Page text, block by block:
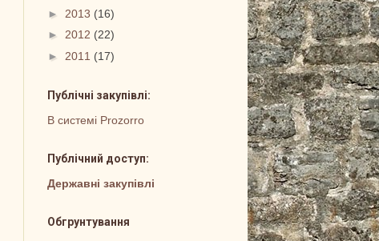
► 2013 (16)
► 2012 (22)
► 2011 (17)
Публічні закупівлі:
В системі Prozorro
Публічний доступ:
Державні закупівлі
Обгрунтування